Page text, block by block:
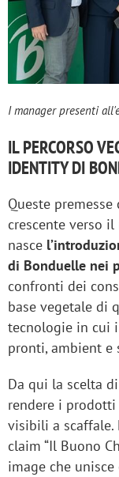
I manager presenti
IL PERCORSO
IDENTITY DI
Queste
crescente verso
nasce
di Bonduelle nei
confronti dei
base vegetale di
tecnologie in cui
pronti, ambient e
Da qui la scelta
rendere i
visibili a scaffale.
claim “Il Buono
image che